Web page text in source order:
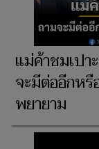
แม่ค้าชมเปา
จะมีต่ออีกห
พยายาม